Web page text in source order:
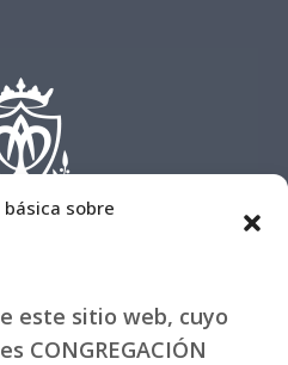
sobre
este sitio web, cuyo
CONGREGACIÓN